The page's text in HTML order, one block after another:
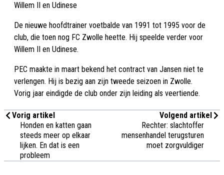
Willem II en Udinese
De nieuwe hoofdtrainer voetbalde van 1991 tot 1995 voor de
club, die toen nog FC Zwolle heette. Hij speelde verder voor
Willem II en Udinese.
PEC maakte in maart bekend het contract van Jansen niet te
verlengen. Hij is bezig aan zijn tweede seizoen in Zwolle.
Vorig jaar eindigde de club onder zijn leiding als veertiende.
Vorig artikel
Honden en katten gaan
steeds meer op elkaar
lijken. En dat is een
probleem
Volgend artikel
Rechter: slachtoffer
mensenhandel terugsturen
moet zorgvuldiger